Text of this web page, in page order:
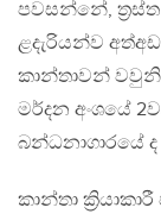
පවසන්නේ,
ළදැරියන්ව
කාන්තාවන්
මර්දන අංශයේ
බන්‍ධනාගාරයේ
කාන්තා